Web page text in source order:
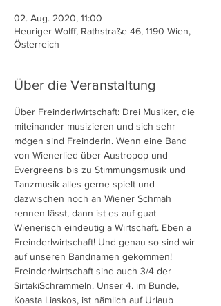
02. Aug. 2020, 11:00
Heuriger Wolff, Rathstraße 46, 1190 Wien,
Österreich
Über die Veranstaltung
Über Freinderlwirtschaft: Drei Musiker, die
miteinander musizieren und sich sehr
mögen sind Freinderln. Wenn eine Band
von Wienerlied über Austropop und
Evergreens bis zu Stimmungsmusik und
Tanzmusik alles gerne spielt und
dazwischen noch an Wiener Schmäh
rennen lässt, dann ist es auf guat
Wienerisch eindeutig a Wirtschaft. Eben a
Freinderlwirtschaft! Und genau so sind wir
auf unseren Bandnamen gekommen!
Freinderlwirtschaft sind auch 3/4 der
SirtakiSchrammeln. Unser 4. im Bunde,
Koasta Liaskos, ist nämlich auf Urlaub